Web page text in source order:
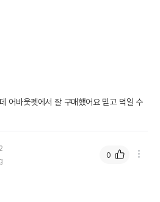
어바웃펫에서 잘 구매했어요 믿고 먹일 수
0